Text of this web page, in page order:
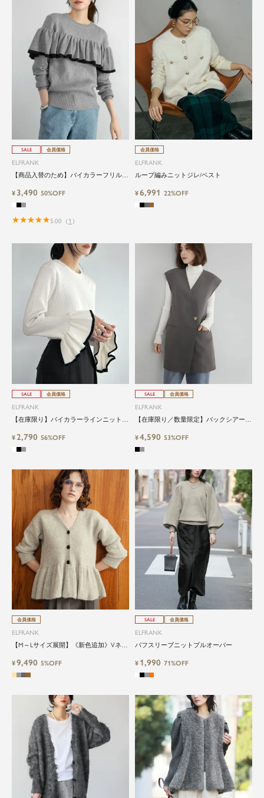
SALE 会員価格
ELFRANK
【商品入替のため】バイカラーフリルリ
¥ 3,490 50%OFF
5.00 （ 1 ）
会員価格
ELFRANK
ループ編みニットジレ/ベスト
¥6,991 22%OFF
SALE 会員価格
ELFRANK
【在庫限り】バイカラーラインニットト
¥2,790 56%OFF
SALE 会員価格
ELFRANK
【在庫限り／数量限定】バックシアーノ
¥4,590 53%OFF
会員価格
ELFRANK
【M～Lサイズ展開】《新色追加》Vネッ
¥9,490 5%OFF
SALE 会員価格
ELFRANK
パフスリーブニットプルオーバー
¥ 1,990 71%OFF